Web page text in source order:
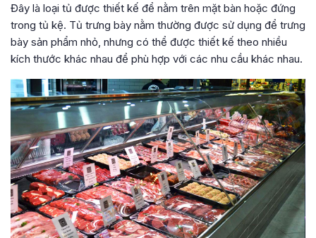
Đây là loại tủ được thiết kế để nằm trên mặt bàn hoặc đứng
trong tủ kệ. Tủ trưng bày nằm thường được sử dụng để trưng
bày sản phẩm nhỏ, nhưng có thể được thiết kế theo nhiều
kích thước khác nhau để phù hợp với các nhu cầu khác nhau.